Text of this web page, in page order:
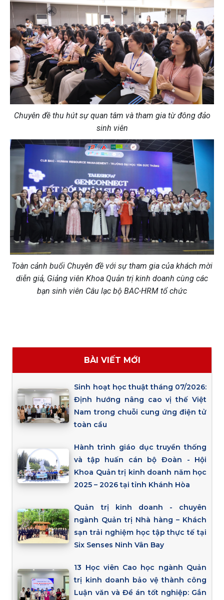
Chuyên đề thu hút sự quan tâm và tham gia từ đông đảo
sinh viên
Toàn cảnh buổi Chuyên đề với sự tham gia của khách mời
diễn giả, Giảng viên Khoa Quản trị kinh doanh cùng các
bạn sinh viên Câu lạc bộ BAC-HRM tổ chức
BÀI VIẾT MỚI
Sinh hoạt học thuật tháng 07/2026:
Định hướng nâng cao vị thế Việt
Nam trong chuỗi cung ứng điện tử
toàn cầu
Hành trình giáo dục truyền thống
và tập huấn cán bộ Đoàn - Hội
Khoa Quản trị kinh doanh năm học
2025 – 2026 tại tỉnh Khánh Hòa
Quản trị kinh doanh - chuyên
ngành Quản trị Nhà hàng – Khách
sạn trải nghiệm học tập thực tế tại
Six Senses Ninh Vân Bay
13 Học viên Cao học ngành Quản
trị kinh doanh bảo vệ thành công
Luận văn và Đề án tốt nghiệp: Gắn